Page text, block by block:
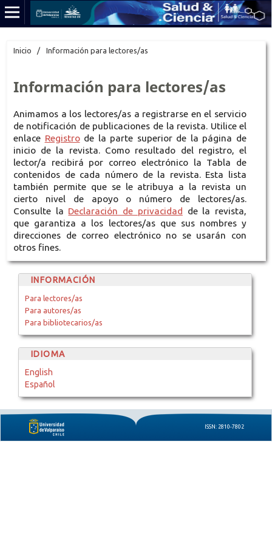
Inicio / Información para lectores/as
Información para lectores/as
Animamos a los lectores/as a registrarse en el servicio
de notificación de publicaciones de la revista. Utilice el
enlace Registrode la parte superior de la página de
inicio de la revista. Como resultado del registro, el
lector/a recibirá por correo electrónico la Tabla de
contenidos de cada número de la revista. Esta lista
también permite que se le atribuya a la revista un
cierto nivel de apoyo o número de lectores/as.
Consulte la Declaración de privacidad de la revista,
que garantiza a los lectores/as que sus nombres y
direcciones de correo electrónico no se usarán con
otros fines.
INFORMACIÓN
Para lectores/as
Para autores/as
Para bibliotecarios/as
IDIOMA
English
Español
ISSN: 2810-7802